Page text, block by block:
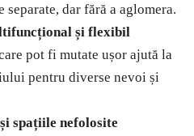
dar fără a aglomera.
și flexibil
pot fi mutate ușor ajută la
pentru diverse nevoi și
spațiile nefolosite